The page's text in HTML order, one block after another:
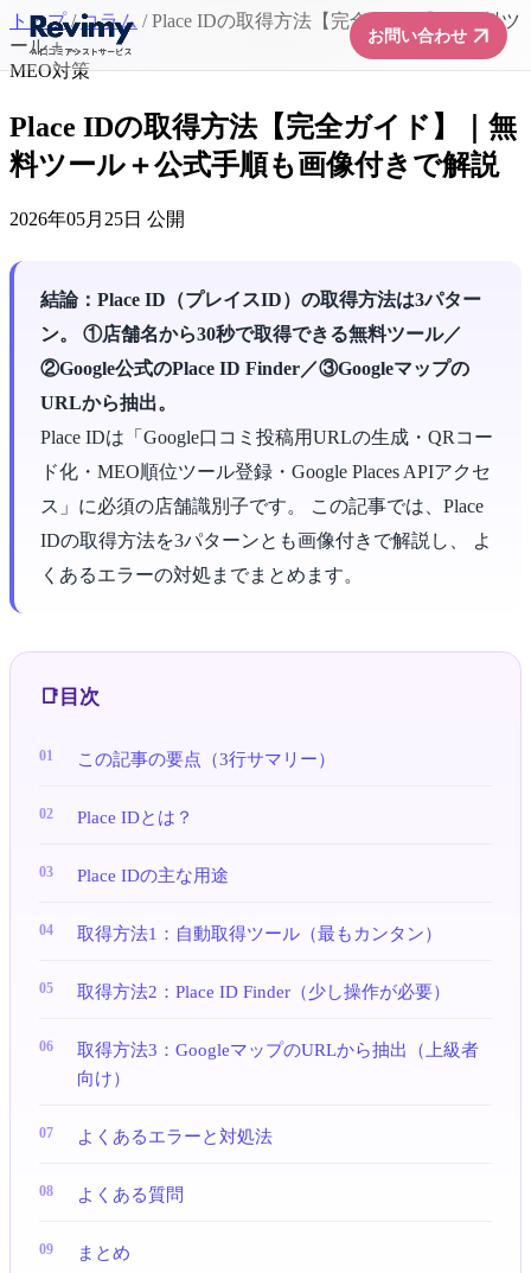
お問い合わせarrow_forward
トップ / コラム / Place IDの取得方法【完全ガイド】｜無料ツ
ール＋...
MEO対策
Place IDの取得方法【完全ガイド】｜無
料ツール＋公式手順も画像付きで解説
2026年05月25日 公開
結論：Place ID（プレイスID）の取得方法は3パター
ン。 ①店舗名から30秒で取得できる無料ツール／
②Google公式のPlace ID Finder／③Googleマップの
URLから抽出。
Place IDは「Google口コミ投稿用URLの生成・QRコー
ド化・MEO順位ツール登録・Google Places APIアクセ
ス」に必須の店舗識別子です。 この記事では、Place
IDの取得方法を3パターンとも画像付きで解説し、 よ
くあるエラーの対処までまとめます。
目次
この記事の要点（3行サマリー）
Place IDとは？
Place IDの主な用途
取得方法1：自動取得ツール（最もカンタン）
取得方法2：Place ID Finder（少し操作が必要）
取得方法3：GoogleマップのURLから抽出（上級者
向け）
よくあるエラーと対処法
よくある質問
まとめ